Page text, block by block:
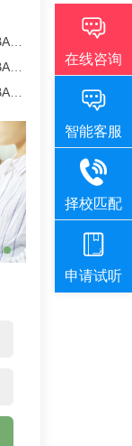
2023MBA考研真题答案及解析-MBA英语二真题解析（雄松华章文字版）
2023MBA考研真题答案及解析-MBA数学真题解析（雄松华章文字版）
2023MBA考研真题答案及解析-MBA逻辑真题解析（雄松华章文字版）